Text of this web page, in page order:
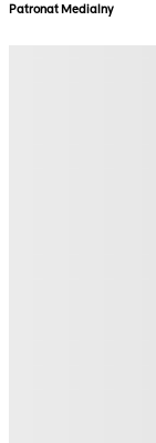
Patronat Medialny